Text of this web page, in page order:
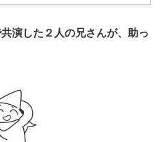
演した２人の兄さんが、助っ